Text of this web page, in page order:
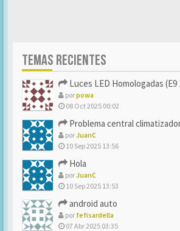
TEMAS RECIENTES
Luces LED Homologadas (E9
porpowa
08 Oct 2025 00:02
Problema central
porJuanC
10 Sep 2025 13:56
Hola
porJuanC
10 Sep 2025 13:53
android auto
por fefisardella
07 Abr 2025 03:35